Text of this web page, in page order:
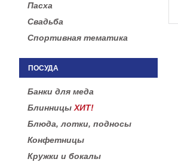
Пасха
Свадьба
Спортивная тематика
ПОСУДА
Банки для меда
Блинницы ХИТ!
Блюда, лотки, подносы
Конфетницы
Кружки и бокалы